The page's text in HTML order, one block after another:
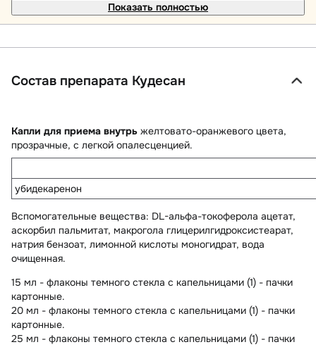
Показать полностью
Состав препарата Кудесан
Капли для приема внутрь желтовато-оранжевого цвета,
прозрачные, с легкой опалесценцией.
убидекаренон
Вспомогательные вещества: DL-альфа-токоферола ацетат,
аскорбил пальмитат, макрогола глицерилгидроксистеарат,
натрия бензоат, лимонной кислоты моногидрат, вода
очищенная.
15 мл - флаконы темного стекла с капельницами (1) - пачки
картонные.
20 мл - флаконы темного стекла с капельницами (1) - пачки
картонные.
25 мл - флаконы темного стекла с капельницами (1) - пачки